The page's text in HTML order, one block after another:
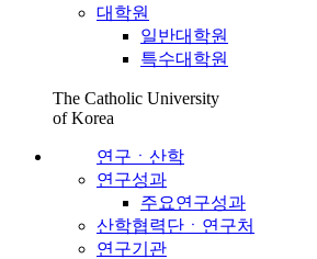
대학원
일반대학원
특수대학원
The Catholic University
of Korea
연구ㆍ산학
연구성과
주요연구성과
산학협력단ㆍ연구처
연구기관